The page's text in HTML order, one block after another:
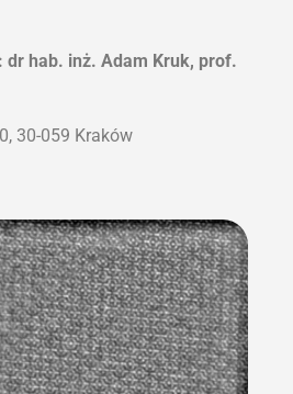
dr hab. inż. Adam Kruk, prof.
30-059 Kraków